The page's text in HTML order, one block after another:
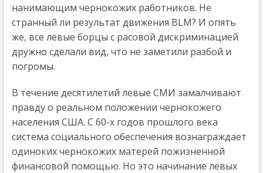
нанимающим чернокожих работников. Не
странный ли результат движения BLM? И опять
же, все левые борцы с расовой дискриминацией
дружно сделали вид, что не заметили разбой и
погромы.
В течение десятилетий левые СМИ замалчивают
правду о реальном положении чернокожего
населения США. С 60-х годов прошлого века
система социального обеспечения вознаграждает
одиноких чернокожих матерей пожизненной
финансовой помощью. Но это начинание левых